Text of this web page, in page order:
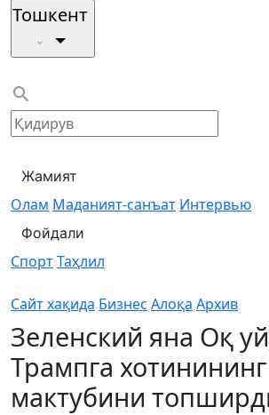
Тошкент
Жамият
Олам Маданият-санъат Интервью
Фойдали
СпортТаҳлил
Сайт хақида Бизнес Алоқа Архив
Зеленский яна Оқ
Трампга хотинининг
мактубини